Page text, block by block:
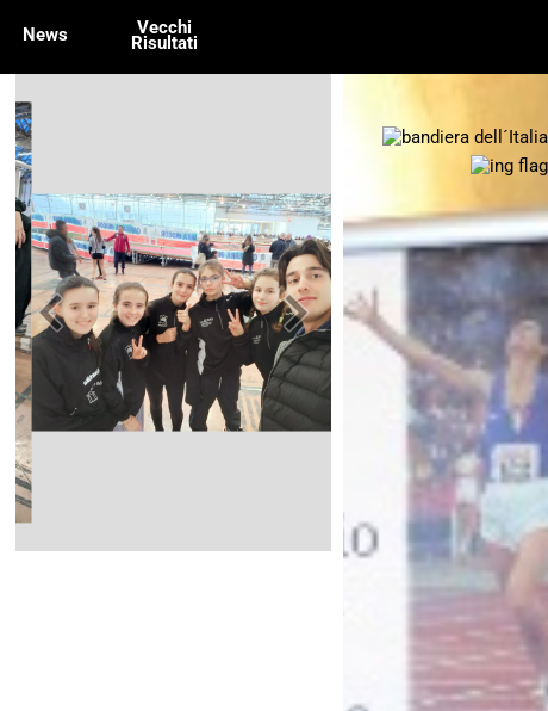
News Vecchi
Risultati
keyboard_arrow_left keyboard_arrow_right